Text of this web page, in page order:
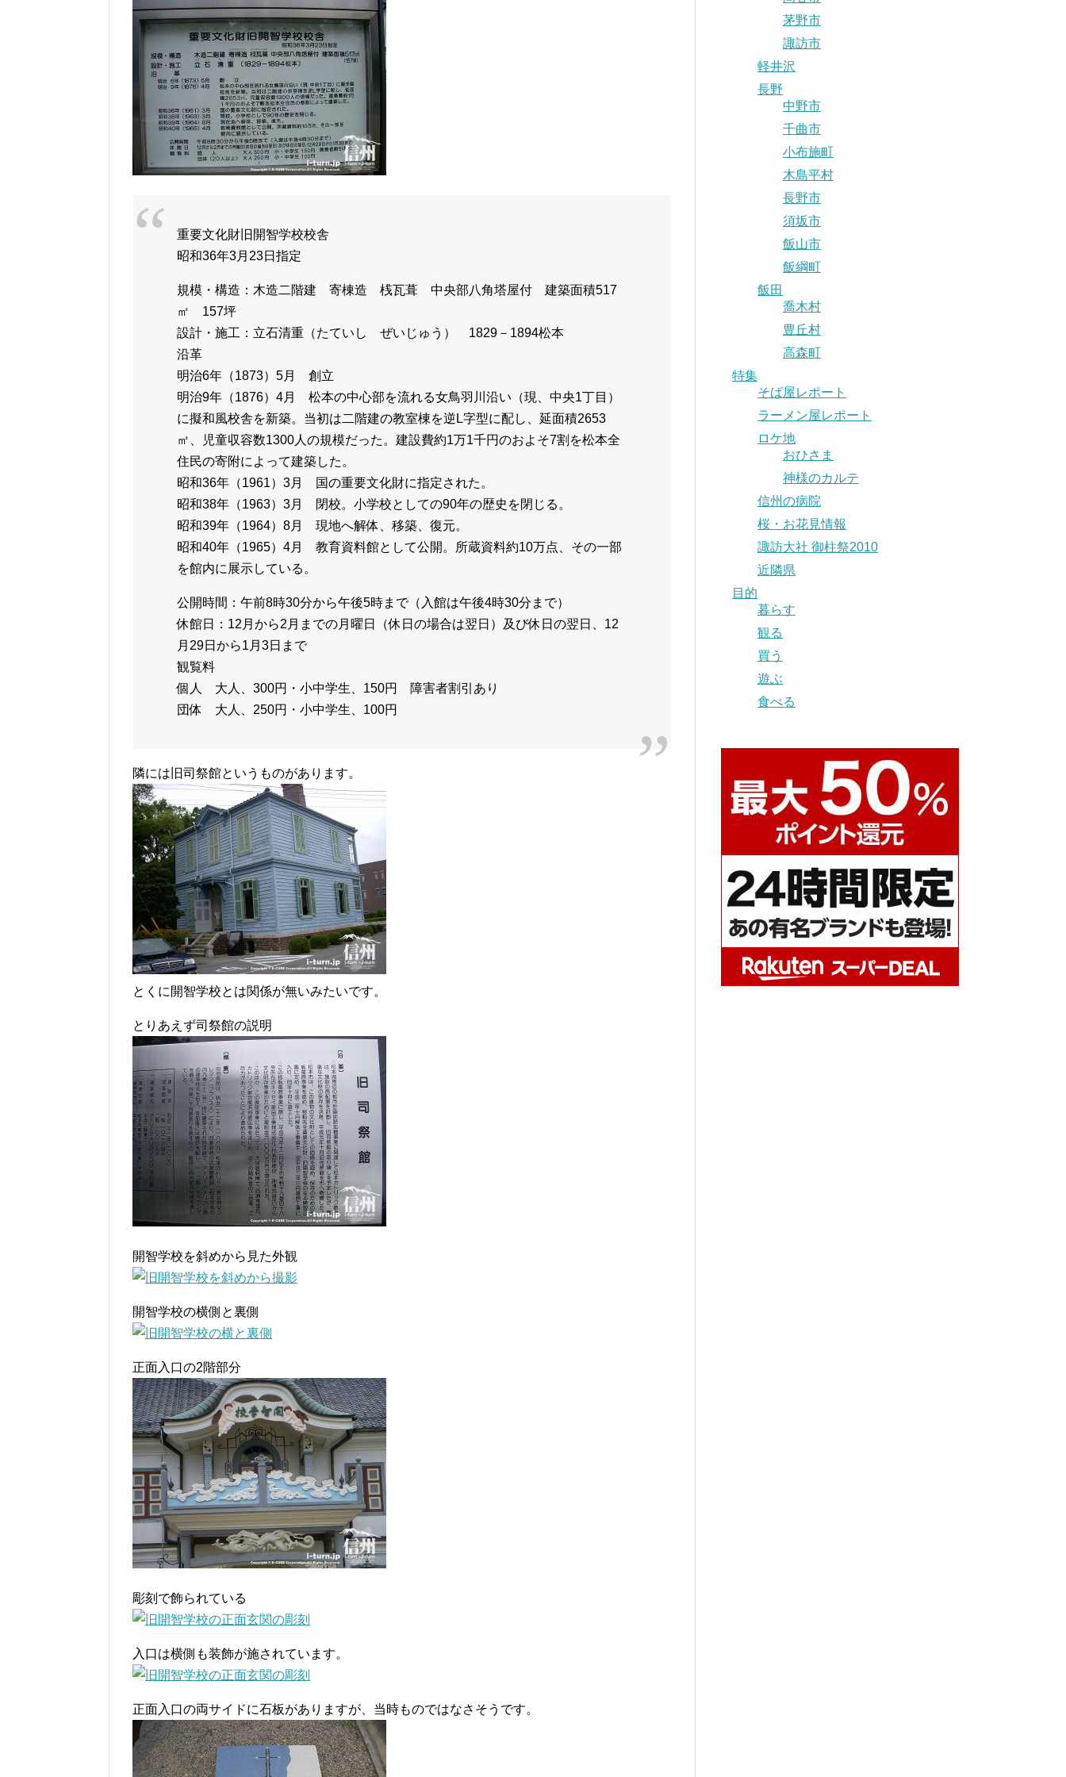
重要文化財旧開智学校校舎
昭和36年3月23日指定
規模・構造：木造二階建 寄棟造 桟瓦葺 中央部八角塔屋付 建築面積517
㎡ 157坪
設計・施工：立石清重（たていし ぜいじゅう） 1829－1894松本
沿革
明治6年（1873）5月 創立
明治9年（1876）4月 松本の中心部を流れる女鳥羽川沿い（現、中央1丁目）
に擬和風校舎を新築。当初は二階建の教室棟を逆L字型に配し、延面積2653
㎡、児童収容数1300人の規模だった。建設費約1万1千円のおよそ7割を松本全
住民の寄附によって建築した。
昭和36年（1961）3月 国の重要文化財に指定された。
昭和38年（1963）3月 閉校。小学校としての90年の歴史を閉じる。
昭和39年（1964）8月 現地へ解体、移築、復元。
昭和40年（1965）4月 教育資料館として公開。所蔵資料約10万点、その一部
を館内に展示している。
公開時間：午前8時30分から午後5時まで（入館は午後4時30分まで）
休館日：12月から2月までの月曜日（休日の場合は翌日）及び休日の翌日、12
月29日から1月3日まで
観覧料
個人 大人、300円・小中学生、150円 障害者割引あり
団体 大人、250円・小中学生、100円
隣には旧司祭館というものがあります。
とくに開智学校とは関係が無いみたいです。
とりあえず司祭館の説明
開智学校を斜めから見た外観
開智学校の横側と裏側
正面入口の2階部分
彫刻で飾られている
入口は横側も装飾が施されています。
正面入口の両サイドに石板がありますが、当時ものではなさそうです。
茅野市
諏訪市
軽井沢
長野
中野市
千曲市
小布施町
木島平村
長野市
須坂市
飯山市
飯綱町
飯田
喬木村
豊丘村
高森町
特集
そば屋レポート
ラーメン屋レポート
ロケ地
おひさま
神様のカルテ
信州の病院
桜・お花見情報
諏訪大社 御柱祭2010
近隣県
目的
暮らす
観る
買う
遊ぶ
食べる